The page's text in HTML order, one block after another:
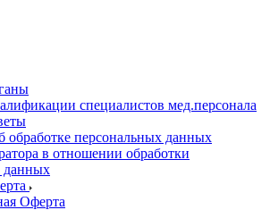
специалистов мед.персонала
обработке персональных данных
в отношении обработки
данных
Оферта